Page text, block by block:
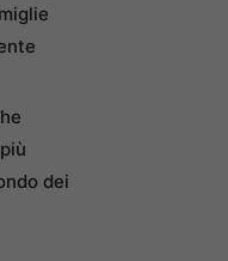
dei